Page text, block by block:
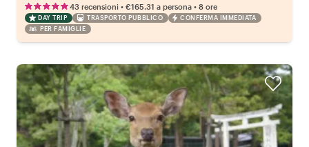
43 recensioni • €165.31 a persona • 8 ore
DAY TRIP TRASPORTO PUBBLICO
CONFERMA IMMEDIATA
PER FAMIGLIE